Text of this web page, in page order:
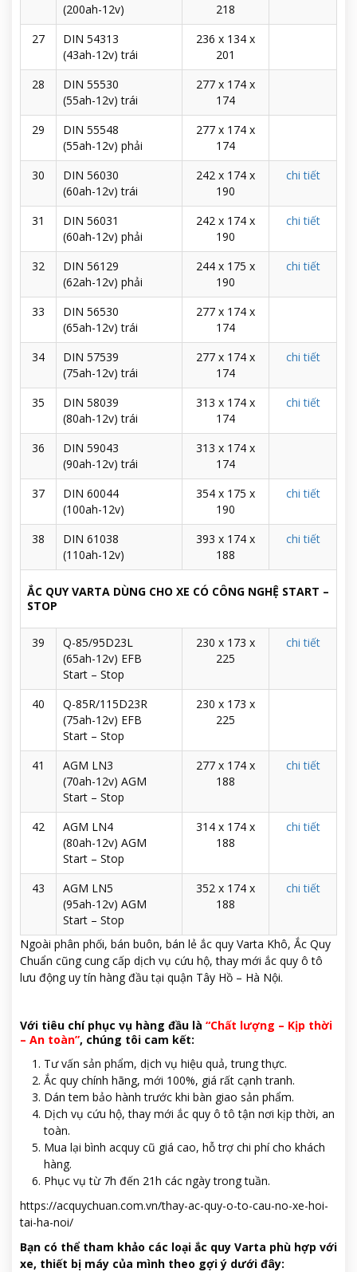
(200ah-12v)
218
27
DIN 54313
(43ah-12v) trái
236 x 134 x
201
28
DIN 55530
(55ah-12v) trái
277 x 174 x
174
29
DIN 55548
(55ah-12v) phải
277 x 174 x
174
30
DIN 56030
(60ah-12v) trái
242 x 174 x
190
chi tiết
31
DIN 56031
(60ah-12v) phải
242 x 174 x
190
chi tiết
32
DIN 56129
(62ah-12v) phải
244 x 175 x
190
chi tiết
33
DIN 56530
(65ah-12v) trái
277 x 174 x
174
34
DIN 57539
(75ah-12v) trái
277 x 174 x
174
chi tiết
35
DIN 58039
(80ah-12v) trái
313 x 174 x
174
chi tiết
36
DIN 59043
(90ah-12v) trái
313 x 174 x
174
37
DIN 60044
(100ah-12v)
354 x 175 x
190
chi tiết
38
DIN 61038
(110ah-12v)
393 x 174 x
188
chi tiết
ẮC QUY VARTA DÙNG CHO XE CÓ CÔNG NGHỆ START –
STOP
39
Q-85/95D23L
(65ah-12v) EFB
Start – Stop
230 x 173 x
225
chi tiết
40
Q-85R/115D23R
(75ah-12v) EFB
Start – Stop
230 x 173 x
225
41
AGM LN3
(70ah-12v) AGM
Start – Stop
277 x 174 x
188
chi tiết
42
AGM LN4
(80ah-12v) AGM
Start – Stop
314 x 174 x
188
chi tiết
43
AGM LN5
(95ah-12v) AGM
Start – Stop
352 x 174 x
188
chi tiết
Ngoài phân phối, bán buôn, bán lẻ ắc quy Varta Khô, Ắc Quy
Chuẩn cũng cung cấp dịch vụ cứu hộ, thay mới ắc quy ô tô
lưu động uy tín hàng đầu tại quận Tây Hồ – Hà Nội.
Với tiêu chí phục vụ hàng đầu là “Chất lượng – Kịp thời
– An toàn”, chúng tôi cam kết:
Tư vấn sản phẩm, dịch vụ hiệu quả, trung thực.
Ắc quy chính hãng, mới 100%, giá rất cạnh tranh.
Dán tem bảo hành trước khi bàn giao sản phẩm.
Dịch vụ cứu hộ, thay mới ắc quy ô tô tận nơi kịp thời, an
toàn.
Mua lại bình acquy cũ giá cao, hỗ trợ chi phí cho khách
hàng.
Phục vụ từ 7h đến 21h các ngày trong tuần.
https://acquychuan.com.vn/thay-ac-quy-o-to-cau-no-xe-hoi-
tai-ha-noi/
Bạn có thể tham khảo các loại ắc quy Varta phù hợp với
xe, thiết bị máy của mình theo gợi ý dưới đây: